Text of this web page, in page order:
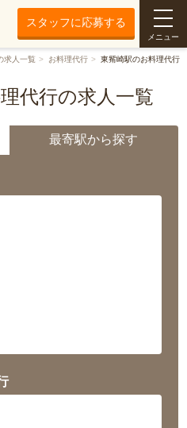
スタッフに応募する
メニュー
求人一覧 お料理代行 東觜崎駅のお料理代行
代行の求人一覧
最寄駅から探す